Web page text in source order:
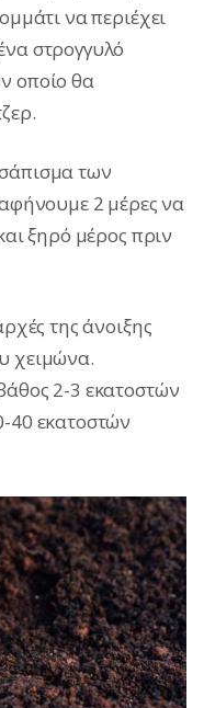
να περιέχει
στρογγυλό
οποίο θα
των
2 μέρες να
ξηρό μέρος πριν
της άνοιξης
χειμώνα.
2-3 εκατοστών
40 εκατοστών